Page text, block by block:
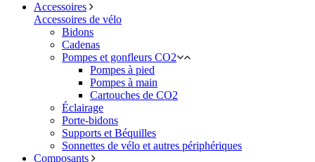
Accessoires
Accessoires de vélo
Bidons
Cadenas
Pompes et gonfleurs CO2
Pompes à pied
Pompes à main
Cartouches de CO2
Éclairage
Porte-bidons
Supports et Béquilles
Sonnettes de vélo et autres périphériques
Composants